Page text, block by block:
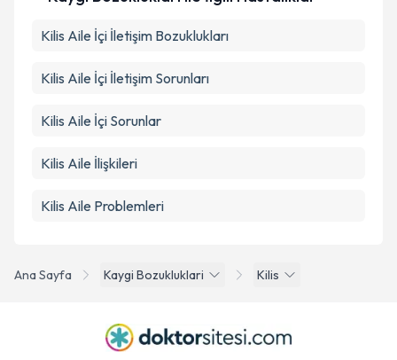
Ana Sayfa Kaygi Bozukluklari Kilis
Kilis Aile İçi İletişim Bozuklukları
Kilis Aile İçi İletişim Sorunları
Kilis Aile İçi Sorunlar
Kilis Aile İlişkileri
Kilis Aile Problemleri